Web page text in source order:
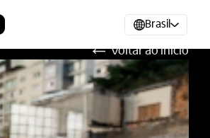
Brasil
Voltar ao início